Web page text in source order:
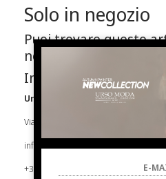
Solo in negozio
Puoi trovare questo
nostri punti vendita:
Info contatti
Urso Moda
Via Parlapiano N.39 92016 Ribera
info@ursomoda.com
+39 092567939